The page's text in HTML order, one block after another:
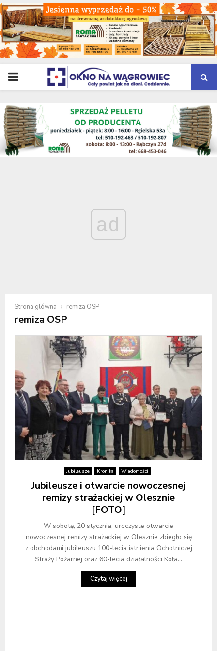
PRIMARY
MENU
ad
Strona główna remiza OSP
remiza OSP
Jubileusze Kronika Wiadomości
Jubileusze i otwarcie nowoczesnej
remizy strażackiej w Olesznie
[FOTO]
W sobotę, 20 stycznia, uroczyste otwarcie
nowoczesnej remizy strażackiej w Olesznie zbiegło się
z obchodami jubileuszu 100-lecia istnienia Ochotniczej
Straży Pożarnej oraz 60-lecia działalności Koła...
Czytaj więcej